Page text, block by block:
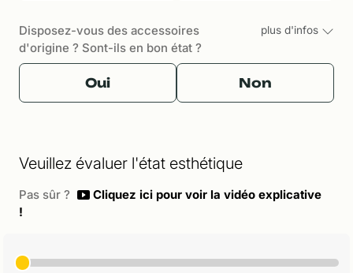
Disposez-vous des accessoires
d'origine ? Sont-ils en bon état ?
plus d'infos
Oui Non
Veuillez évaluer l'état esthétique
Pas sûr ?
Cliquez ici pour voir la vidéo explicative
!